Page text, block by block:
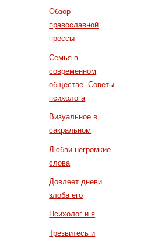
Обзор
православной
прессы
Семья в
современном
обществе. Советы
психолога
Визуальное в
сакральном
Любви негромкие
слова
Довлеет дневи
злоба его
Психолог и я
Трезвитесь и